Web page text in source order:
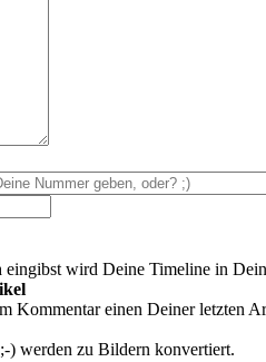
eingibst wird Deine Timeline in
Kommentar einen Deiner letzten
) werden zu Bildern konvertiert.